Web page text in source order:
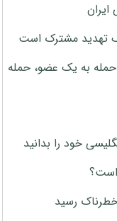
تهدید مشترک است
حمله به یک عضو، حمله
خود را بدانید
رسید